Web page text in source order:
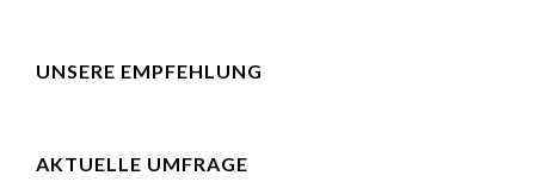
UNSERE EMPFEHLUNG
AKTUELLE UMFRAGE